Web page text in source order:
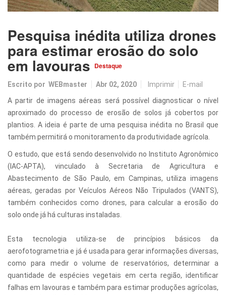
Pesquisa inédita utiliza drones
para estimar erosão do solo
em lavouras Destaque
Escrito por WEBmaster Abr 02, 2020 Imprimir
E-mail
A partir de imagens aéreas será possível diagnosticar o nível
aproximado do processo de erosão de solos já cobertos por
plantios. A ideia é parte de uma pesquisa inédita no Brasil que
também permitirá o monitoramento da produtividade agrícola.
O estudo, que está sendo desenvolvido no Instituto Agronômico
(IAC-APTA), vinculado à Secretaria de Agricultura e
Abastecimento de São Paulo, em Campinas, utiliza imagens
aéreas, geradas por Veículos Aéreos Não Tripulados (VANTS),
também conhecidos como drones, para calcular a erosão do
solo onde já há culturas instaladas.
Esta tecnologia utiliza-se de princípios básicos da
aerofotogrametria e já é usada para gerar informações diversas,
como para medir o volume de reservatórios, determinar a
quantidade de espécies vegetais em certa região, identificar
falhas em lavouras e também para estimar produções agrícolas,